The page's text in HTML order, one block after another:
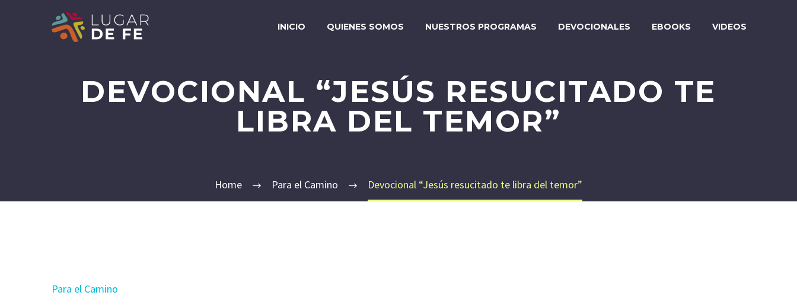
INICIO QUIENES SOMOS NUESTROS PROGRAMAS DEVOCIONALES EBOOKS VIDEOS
DEVOCIONAL “JESÚS RESUCITADO TE
LIBRA DEL TEMOR”
Home Para el Camino Devocional “Jesús resucitado te libra del temor”
Para el Camino